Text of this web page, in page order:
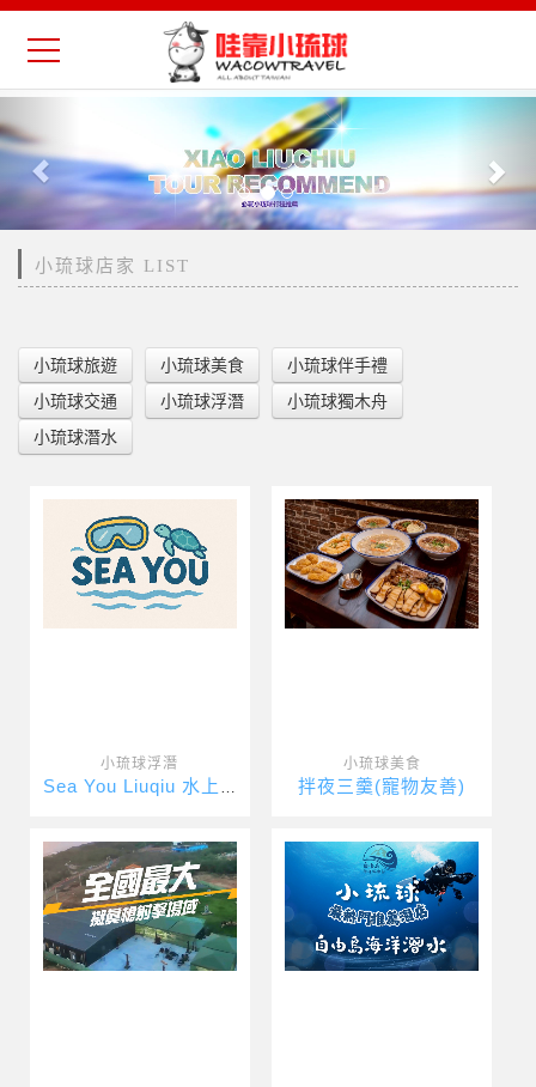
Previous
小琉球店家 LIST
小琉球旅遊 小琉球美食
小琉球伴手禮
小琉球交通
小琉球浮潛
小琉球獨木舟
小琉球潛水
小琉球浮潛 小琉球美食
拌夜三羹(寵物友善)